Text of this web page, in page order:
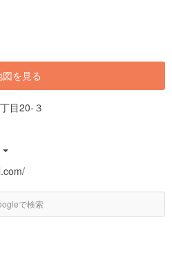
図を見る
目20-３
で検索